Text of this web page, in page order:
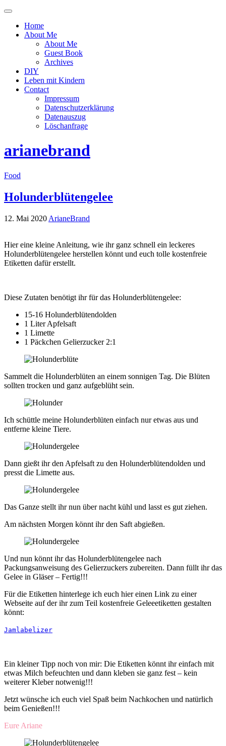
Menü
oder
ausblenden
Home
About Me
About Me
Guest Book
Archives
DIY
Leben mit Kindern
Contact
Impressum
Datenschutzerklärung
Datenauszug
Löschanfrage
arianebrand
Food
Holunderblütengelee
12. Mai 2020 ArianeBrand
Hier eine kleine Anleitung, wie ihr ganz schnell ein leckeres
Holunderblütengelee herstellen könnt und euch tolle kostenfreie
Etiketten dafür erstellt.
Diese Zutaten benötigt ihr für das Holunderblütengelee:
15-16 Holunderblütendolden
1 Liter Apfelsaft
1 Limette
1 Päckchen Gelierzucker 2:1
Sammelt die Holunderblüten an einem sonnigen Tag. Die Blüten
sollten trocken und ganz aufgeblüht sein.
Ich schüttle meine Holunderblüten einfach nur etwas aus und
entferne kleine Tiere.
Dann gießt ihr den Apfelsaft zu den Holunderblütendolden und
presst die Limette aus.
Das Ganze stellt ihr nun über nacht kühl und lasst es gut ziehen.
Am nächsten Morgen könnt ihr den Saft abgießen.
Und nun könnt ihr das Holunderblütengelee nach
Packungsanweisung des Gelierzuckers zubereiten. Dann füllt ihr das
Gelee in Gläser – Fertig!!!
Für die Etiketten hinterlege ich euch hier einen Link zu einer
Webseite auf der ihr zum Teil kostenfreie Geleeetiketten gestalten
könnt:
Jamlabelizer
Ein kleiner Tipp noch von mir: Die Etiketten könnt ihr einfach mit
etwas Milch befeuchten und dann kleben sie ganz fest – kein
weiterer Kleber notwenig!!!
Jetzt wünsche ich euch viel Spaß beim Nachkochen und natürlich
beim Genießen!!!
Eure Ariane